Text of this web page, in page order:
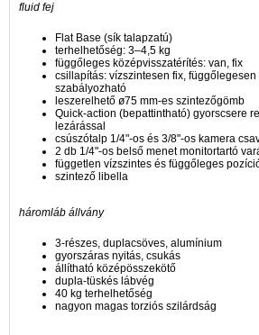
fluid fej
Flat Base (sík talapzatú)
terhelhetőség: 3–4,5 kg
függőleges középvisszatérítés: van, fix
csillapítás: vízszintesen fix, függőlegesen
szabályozható
leszerelhető ø75 mm-es szintezőgömb
Quick-action (bepattintható) gyorscsere
lezárással
csúszótalp 1/4"-os és 3/8"-os kamera
2 db 1/4"-os belső menet monitortartó
független vízszintes és függőleges
szintező libella
háromláb állvány
3-részes, duplacsöves, alumínium
gyorszáras nyitás, csukás
állítható középösszekötő
dupla-tüskés lábvég
40 kg terhelhetőség
nagyon magas torziós szilárdság